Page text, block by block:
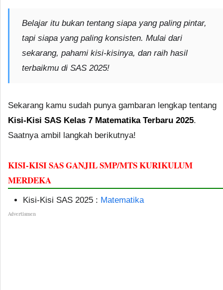
Belajar itu bukan tentang siapa yang paling pintar,
tapi siapa yang paling konsisten. Mulai dari
sekarang, pahami kisi-kisinya, dan raih hasil
terbaikmu di SAS 2025!
Sekarang kamu sudah punya gambaran lengkap tentang
Kisi-Kisi SAS Kelas 7 Matematika Terbaru 2025.
Saatnya ambil langkah berikutnya!
KISI-KISI SAS GANJIL SMP/MTS KURIKULUM
MERDEKA
Kisi-Kisi SAS 2025 : Matematika
Advertismen